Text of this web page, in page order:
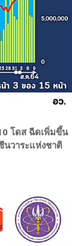
โดส ฉีดเพิ่มขึ้น
นวาระแห่งชาติ